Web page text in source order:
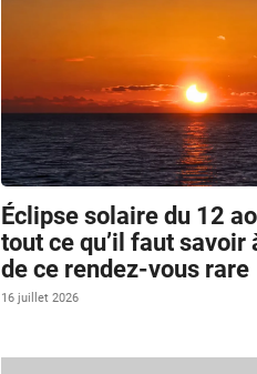
Éclipse solaire du 12
tout ce qu’il faut savoir
de ce rendez-vous rare
16 juillet 2026